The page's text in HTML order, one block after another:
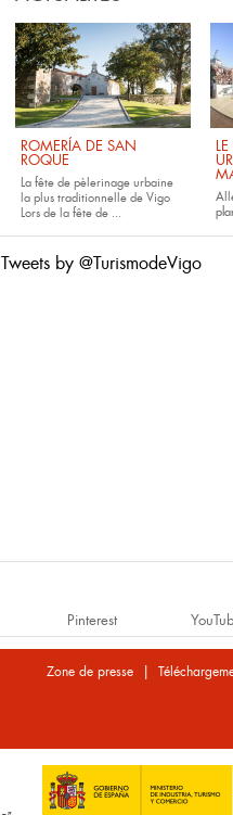
ROMERÍA DE SAN
ROQUE
La fête de pèlerinage urbaine
la plus traditionnelle de Vigo
Lors de la fête de ...
Tweets by @TurismodeVigo
Pinterest
Zone de presse |